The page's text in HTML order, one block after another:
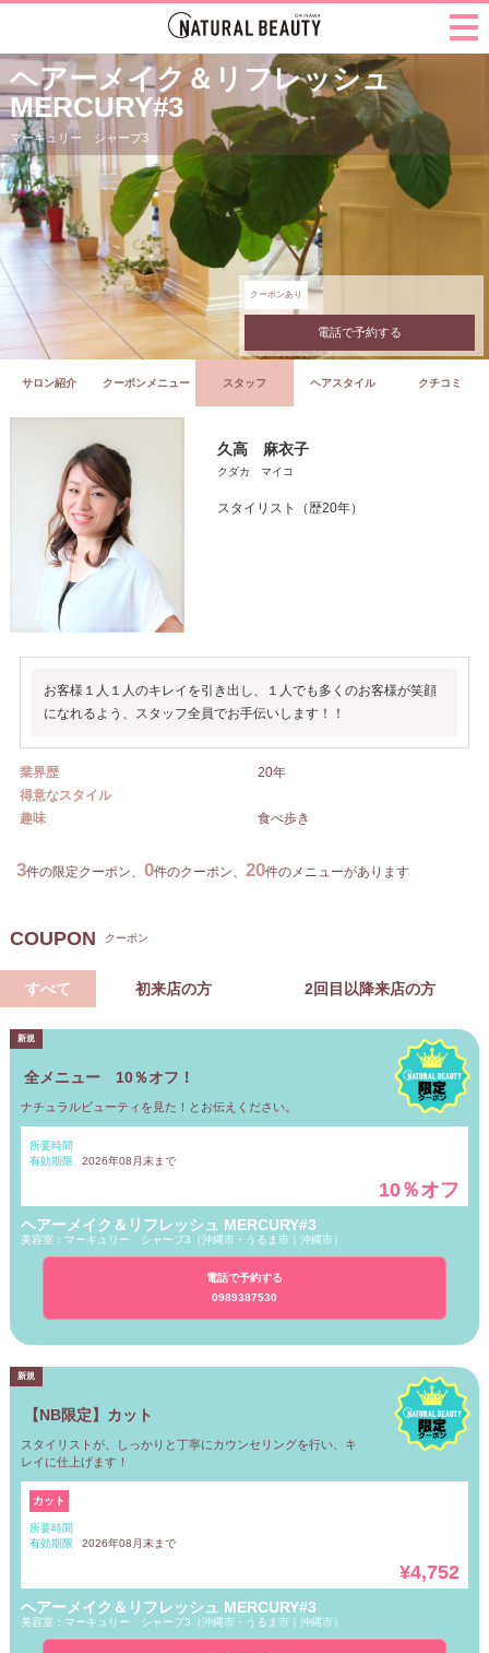
ヘアーメイク＆リフレッシュ
MERCURY#3
マーキュリー シャープ3
クーポンあり
電話で予約する
サロン紹介 クーポンメニュー スタッフ ヘアスタイル クチコミ
久高 麻衣子
クダカ マイコ
スタイリスト（歴20年）
お客様１人１人のキレイを引き出し、１人でも多くのお客様が笑顔
になれるよう、スタッフ全員でお手伝いします！！
業界歴
20年
得意なスタイル
趣味
食べ歩き
3件の限定クーポン、 0件のクーポン、 20件のメニューがあります
COUPON クーポン
すべて 初来店の方 2回目以降来店の方
全メニュー 10％オフ！
ナチュラルビューティを見た！とお伝えください。
所要時間
有効期限
2026年08月末まで
10％オフ
ヘアーメイク＆リフレッシュ MERCURY#3
美容室：マーキュリー シャープ3（沖縄市・うるま市｜沖縄市）
電話で予約する
0989387530
【NB限定】カット
スタイリストが、しっかりと丁寧にカウンセリングを行い、キ
レイに仕上げます！
カット
所要時間
有効期限
2026年08月末まで
¥4,752
ヘアーメイク＆リフレッシュ MERCURY#3
美容室：マーキュリー シャープ3（沖縄市・うるま市｜沖縄市）